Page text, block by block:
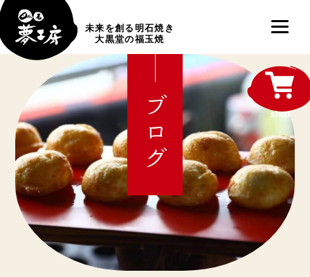
未来を創る明石焼き
大黒堂の福玉焼
ブログ shop